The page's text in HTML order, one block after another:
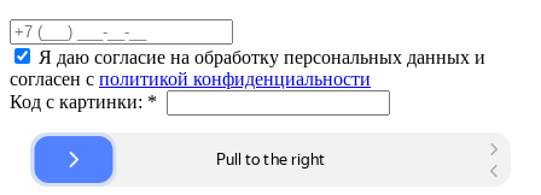
Я даю согласие на обработку персональных данных и
согласен с политикой конфиденциальности
Код с картинки: *